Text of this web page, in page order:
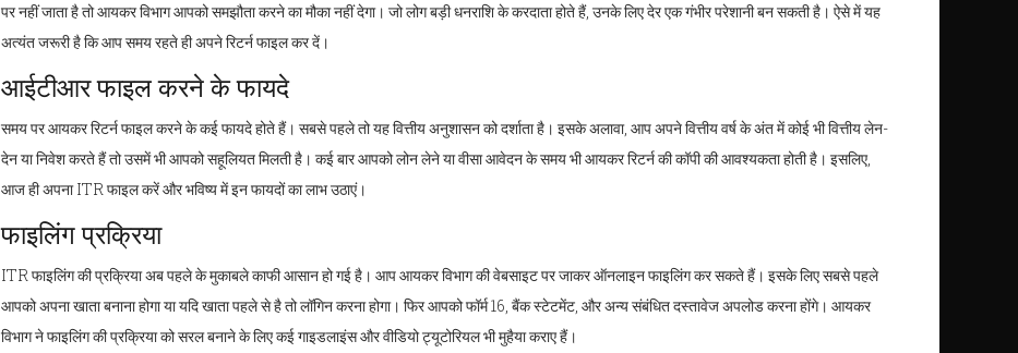
पर नहीं जाता है तो आयकर विभाग आपको समझौता करने का मौका नहीं देगा। जो लोग बड़ी धनराशि के करदाता होते हैं, उनके लिए देर एक गंभीर परेशानी बन सकती है। ऐसे में यह
अत्यंत जरूरी है कि आप समय रहते ही अपने रिटर्न फाइल कर दें।
आईटीआर फाइल करने के फायदे
समय पर आयकर रिटर्न फाइल करने के कई फायदे होते हैं। सबसे पहले तो यह वित्तीय अनुशासन को दर्शाता है। इसके अलावा, आप अपने वित्तीय वर्ष के अंत में कोई भी वित्तीय लेन-
देन या निवेश करते हैं तो उसमें भी आपको सहूलियत मिलती है। कई बार आपको लोन लेने या वीसा आवेदन के समय भी आयकर रिटर्न की कॉपी की आवश्यकता होती है। इसलिए,
आज ही अपना ITR फाइल करें और भविष्य में इन फायदों का लाभ उठाएं।
फाइलिंग प्रक्रिया
ITR फाइलिंग की प्रक्रिया अब पहले के मुकाबले काफी आसान हो गई है। आप आयकर विभाग की वेबसाइट पर जाकर ऑनलाइन फाइलिंग कर सकते हैं। इसके लिए सबसे पहले
आपको अपना खाता बनाना होगा या यदि खाता पहले से है तो लॉगिन करना होगा। फिर आपको फॉर्म 16, बैंक स्टेटमेंट, और अन्य संबंधित दस्तावेज अपलोड करना होंगे। आयकर
विभाग ने फाइलिंग की प्रक्रिया को सरल बनाने के लिए कई गाइडलाइंस और वीडियो ट्यूटोरियल भी मुहैया कराए हैं।